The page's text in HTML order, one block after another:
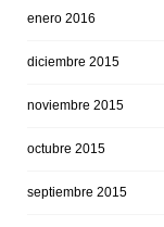
enero 2016
diciembre 2015
noviembre 2015
octubre 2015
septiembre 2015